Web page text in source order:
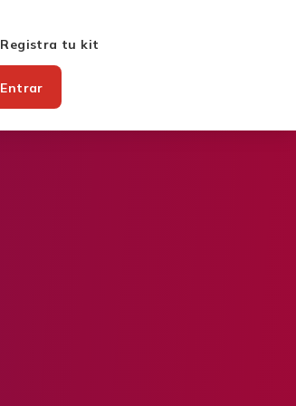
Registra tu kit
Entrar